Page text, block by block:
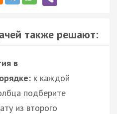
также решают:
в
к каждой
подберите
из второго